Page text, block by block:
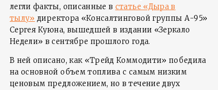
легли факты, описанные в статье «Дыра в
тылу» директора «Консалтинговой группы А-95»
Сергея Куюна, вышедшей в издании «Зеркало
Недели» в сентябре прошлого года.
В ней описано, как «Трейд Коммодити» победила
на основной объем топлива с самым низким
ценовым предложением, но в течение двух